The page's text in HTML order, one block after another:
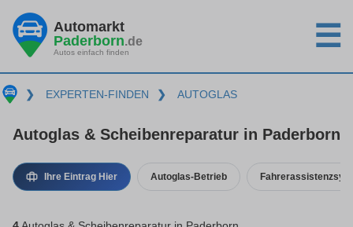
Automarkt
Paderborn.de
Autos einfach finden ☰
❯ EXPERTEN-FINDEN ❯ AUTOGLAS
Autoglas & Scheibenreparatur in Paderborn
Ihre Eintrag Hier Autoglas-Betrieb